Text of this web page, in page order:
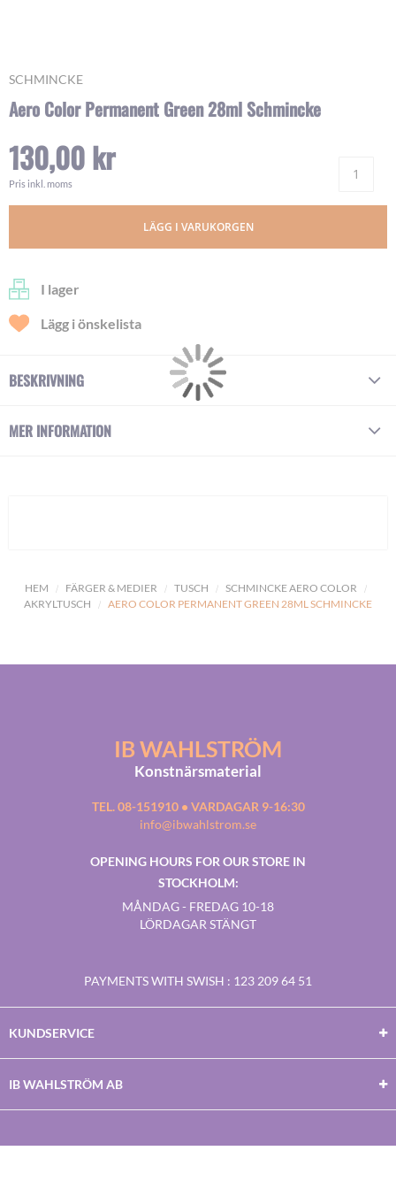
HEM FÄRGER & MEDIER TUSCH
SCHMINCKE AERO COLOR
AKRYLTUSCH
AERO COLOR PERMANENT GREEN 28ML SCHMINCKE
SCHMINCKE
Aero Color Permanent Green 28ml Schmincke
130,00 kr
Pris inkl. moms
LÄGG I VARUKORGEN
I lager
Lägg i önskelista
Skip
the
of
the
images
BESKRIVNING
MER INFORMATION
IB WAHLSTRÖM
Konstnärsmaterial
TEL. 08-151910 • VARDAGAR 9-16:30
info@ibwahlstrom.se
OPENING HOURS FOR OUR STORE IN
STOCKHOLM:
MÅNDAG - FREDAG 10-18
LÖRDAGAR STÄNGT
PAYMENTS WITH SWISH : 123 209 64 51
KUNDSERVICE
IB WAHLSTRÖM AB
Facebook
TwitterYoutubeInstagram